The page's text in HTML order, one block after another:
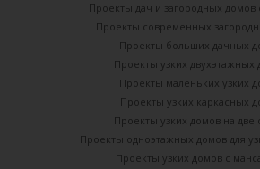
Проекты дач и загородных домов
Проекты современных
Проекты больших дачных
Проекты узких двухэтажных
Проекты маленьких узких
Проекты узких каркасных
Проекты узких домов на две
Проекты одноэтажных домов для
Проекты узких домов с